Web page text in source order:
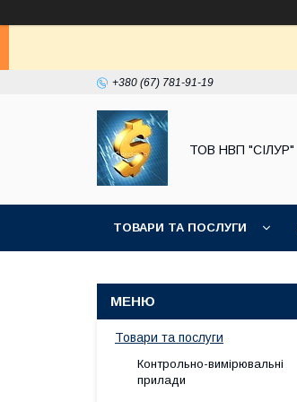
+380 (67) 781-91-19
ТОВ НВП "СІЛУР"
ТОВАРИ ТА ПОСЛУГИ
Товари та послуги
Контрольно-вимірювальні
прилади